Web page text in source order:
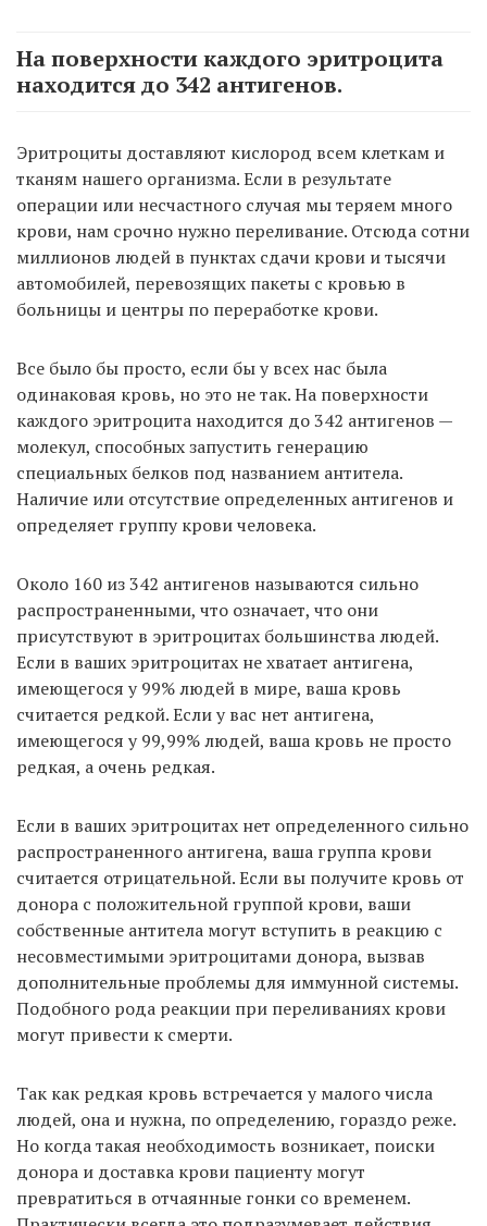
На поверхности каждого эритроцита
находится до 342 антигенов.
Эритроциты доставляют кислород всем клеткам и
тканям нашего организма. Если в результате
операции или несчастного случая мы теряем много
крови, нам срочно нужно переливание. Отсюда сотни
миллионов людей в пунктах сдачи крови и тысячи
автомобилей, перевозящих пакеты с кровью в
больницы и центры по переработке крови.
Все было бы просто, если бы у всех нас была
одинаковая кровь, но это не так. На поверхности
каждого эритроцита находится до 342 антигенов —
молекул, способных запустить генерацию
специальных белков под названием антитела.
Наличие или отсутствие определенных антигенов и
определяет группу крови человека.
Около 160 из 342 антигенов называются сильно
распространенными, что означает, что они
присутствуют в эритроцитах большинства людей.
Если в ваших эритроцитах не хватает антигена,
имеющегося у 99% людей в мире, ваша кровь
считается редкой. Если у вас нет антигена,
имеющегося у 99,99% людей, ваша кровь не просто
редкая, а очень редкая.
Если в ваших эритроцитах нет определенного сильно
распространенного антигена, ваша группа крови
считается отрицательной. Если вы получите кровь от
донора с положительной группой крови, ваши
собственные антитела могут вступить в реакцию с
несовместимыми эритроцитами донора, вызвав
дополнительные проблемы для иммунной системы.
Подобного рода реакции при переливаниях крови
могут привести к смерти.
Так как редкая кровь встречается у малого числа
людей, она и нужна, по определению, гораздо реже.
Но когда такая необходимость возникает, поиски
донора и доставка крови пациенту могут
превратиться в отчаянные гонки со временем.